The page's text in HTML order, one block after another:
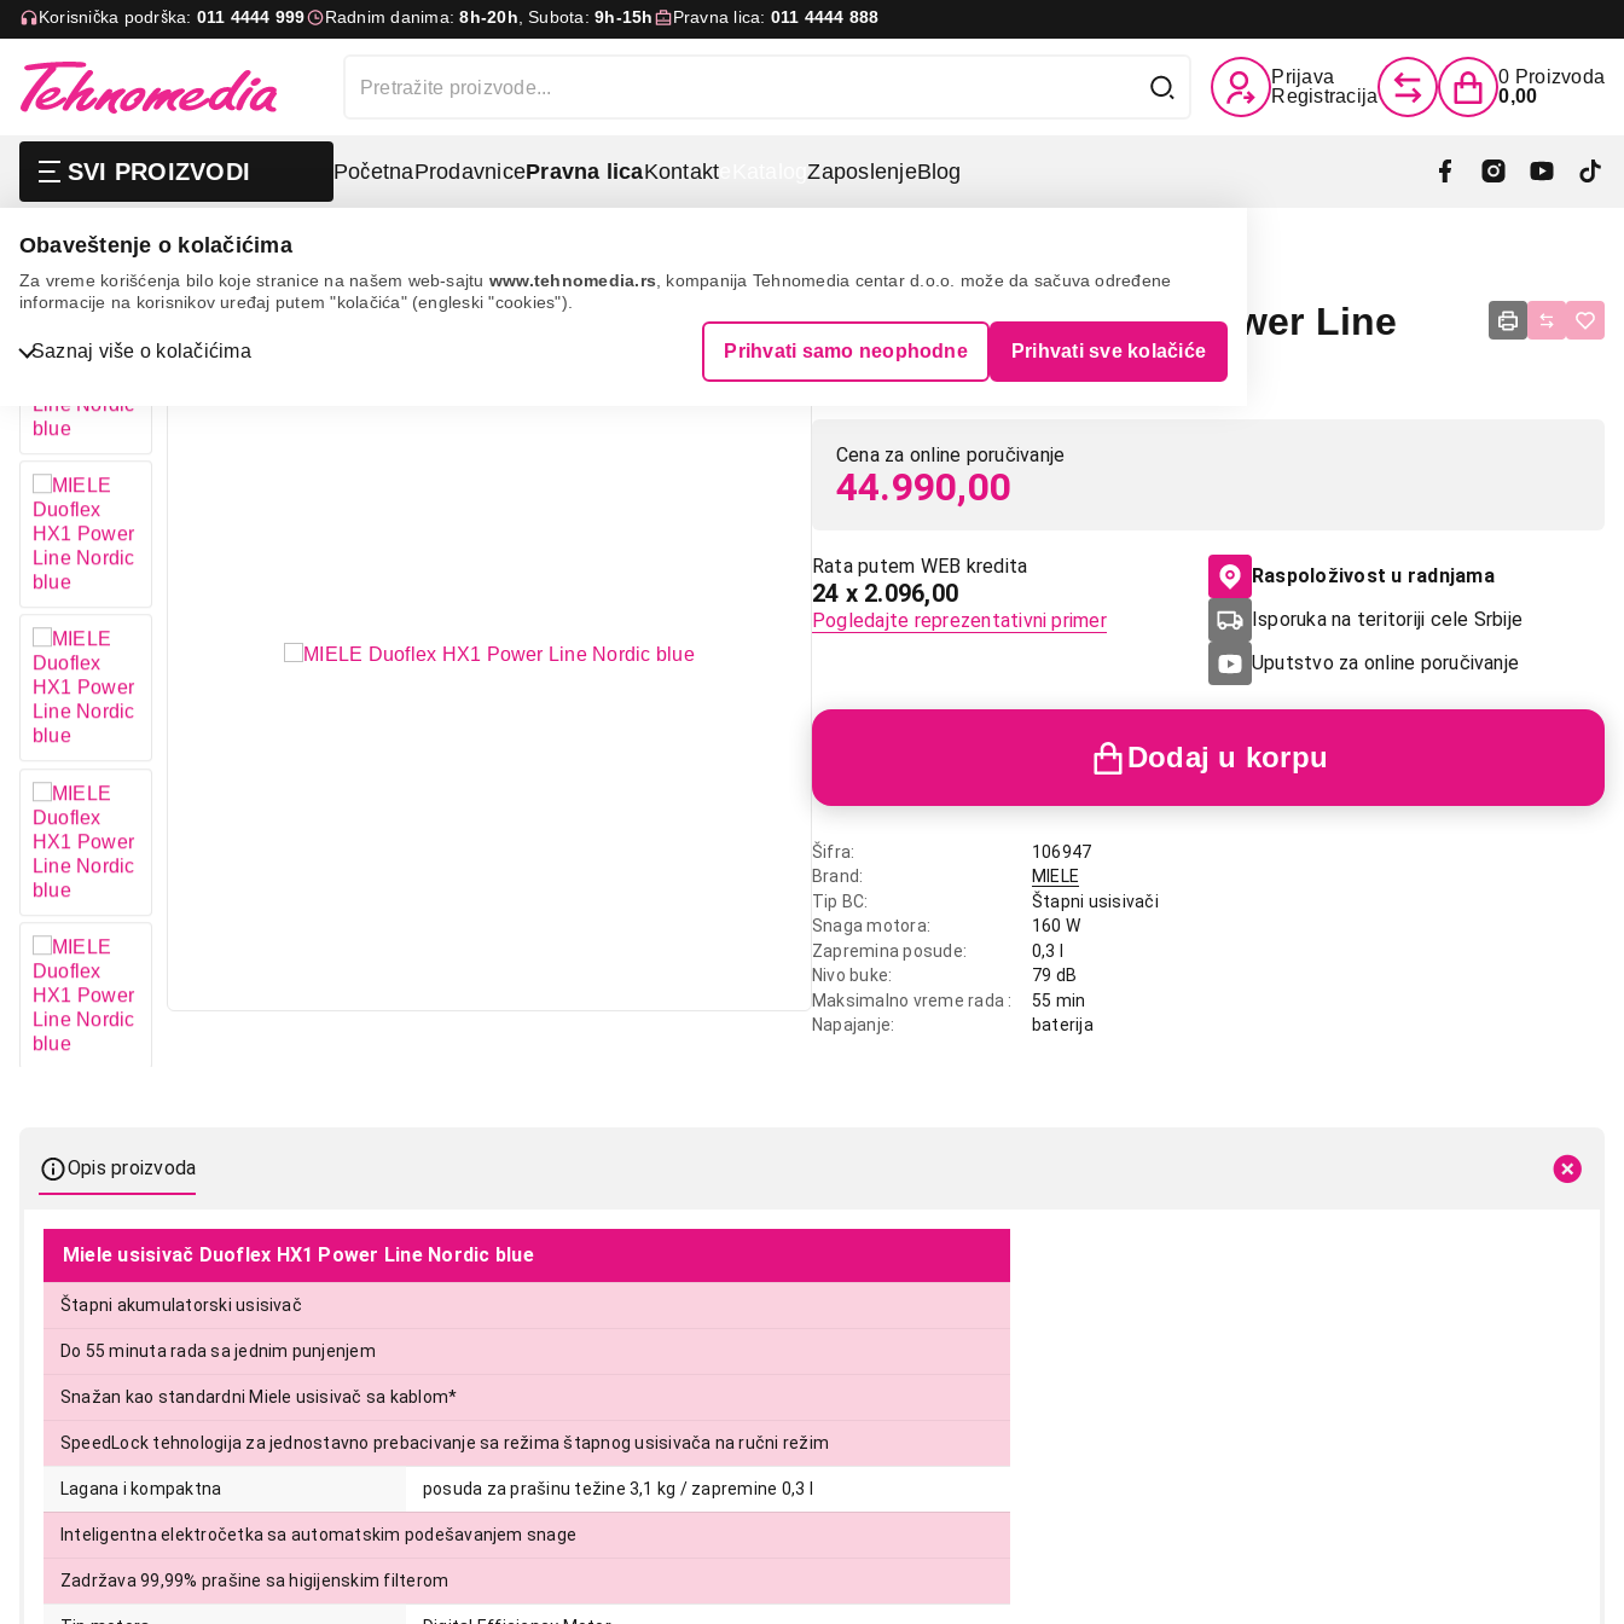
Obaveštenje o kolačićima
Za vreme korišćenja bilo koje stranice na našem web-sajtu www.tehnomedia.rs , kompanija Tehnomedia centar d.o.o. može da sačuva određene
informacije na korisnikov uređaj putem "kolačića" (engleski "cookies").
Saznaj više o kolačićima Prihvati samo neophodne Prihvati sve kolačiće
Korisnička podrška: 011 4444 999 Radnim danima:8h-20h , Subota:9h-15h Pravna lica: 011 4444 888
Prijava
Registracija
0 Proizvoda
0,00
SVI PROIZVODI PočetnaProdavnicePravna licaKontakt eKatalogZaposlenjeBlog
IT & Gaming
Mobilni telefoni i tableti
Mali kućni aparati
Mali kuhinjski aparati
Grejanje i hlađenje
Nega tela, lepota i zdravlje
Sve za kuću i baštu
Vesa
Mali kućni aparati Usisivači
MIELE Duoflex HX1 Power Line
Nordic blue
Cena za online poručivanje
44.990,00
Rata putem WEB kredita
24 x 2.096,00
Pogledajte reprezentativni primer
Raspoloživost u radnjama
Isporuka na teritoriji cele Srbije
Uputstvo za online poručivanje
Šifra
106947
Brand
MIELE
Tip BC
Štapni usisivači
Snaga motora
160 W
Zapremina posude
0,3 l
Nivo buke
79 dB
Maksimalno vreme rada
55 min
Napajanje
baterija
Dodaj u korpu
Opis proizvoda
Miele usisivač Duoflex HX1 Power Line Nordic blue
Štapni akumulatorski usisivač
Do 55 minuta rada sa jednim punjenjem
Snažan kao standardni Miele usisivač sa kablom*
SpeedLock tehnologija za jednostavno prebacivanje sa režima štapnog usisivača na ručni režim
Lagana i kompaktna posuda za prašinu težine 3,1 kg / zapremine 0,3 l
Inteligentna elektročetka sa automatskim podešavanjem snage
Zadržava 99,99% prašine sa higijenskim filterom
USISIVAČI